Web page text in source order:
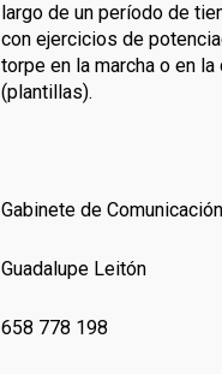
largo de un período de
con ejercicios de
torpe en la marcha o en
(plantillas).
Gabinete de Comunicación
Guadalupe Leitón
658 778 198